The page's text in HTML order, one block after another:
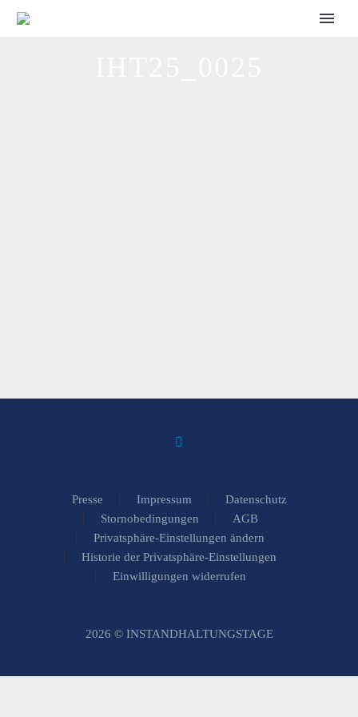
Presse Impressum
Datenschutz
Stornobedingungen
AGB
Privatsphäre-Einstellungen ändern
Historie der Privatsphäre-Einstellungen
Einwilligungen widerrufen
2026 © INSTANDHALTUNGSTAGE